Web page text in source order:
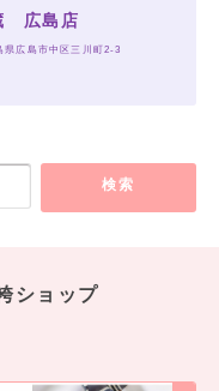
広島店
県広島市中区三川町2-3
検索
ショップ